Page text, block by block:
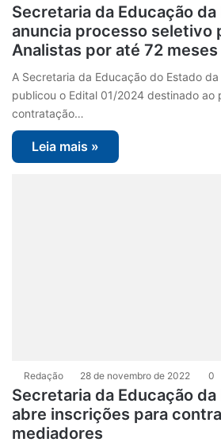
Secretaria da Educação da
anuncia processo seletivo
Analistas por até 72 meses
A Secretaria da Educação do Estado da
publicou o Edital 01/2024 destinado ao
contratação…
Leia mais »
Redação 28 de novembro de 2022 0
Secretaria da Educação da
abre inscrições para
mediadores